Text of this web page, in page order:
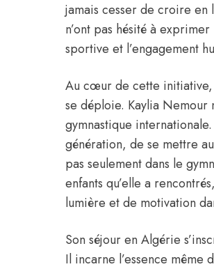
jamais cesser de croire en
n’ont pas hésité à
sportive et l’engagement
Au cœur de cette initiative,
se déploie. Kaylia Nemour
gymnastique
génération, de se mettre
pas seulement dans le
enfants qu’elle a
lumière et de motivation
Son séjour en Algérie
Il incarne l’essence même